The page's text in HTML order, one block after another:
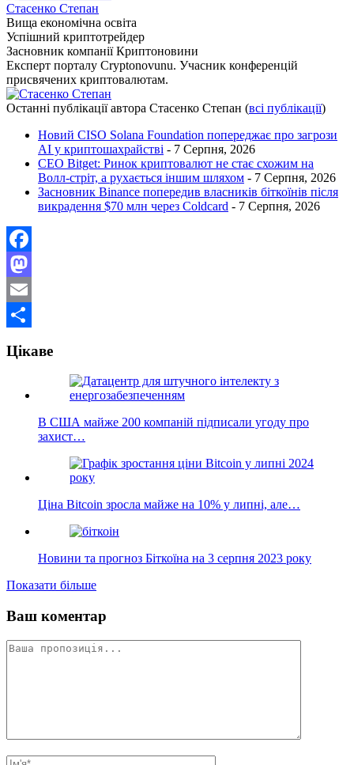
Стасенко Степан
Вища економічна освіта
Успішний криптотрейдер
Засновник компанії Криптоновини
Експерт порталу Cryptonovunu. Учасник конференцій
присвячених криптовалютам.
Останні публікації автора Стасенко Степан (всі публікації)
Новий CISO Solana Foundation попереджає про загрози
AI у криптошахрайстві - 7 Серпня, 2026
CEO Bitget: Ринок криптовалют не стає схожим на
Волл-стріт, а рухається іншим шляхом - 7 Серпня, 2026
Засновник Binance попередив власників біткоїнів після
викрадення $70 млн через Coldcard - 7 Серпня, 2026
Facebook
Mastodon
Email
Цікаве
В США майже 200 компаній підписали угоду про
захист…
Ціна Bitcoin зросла майже на 10% у липні, але…
Новини та прогноз Біткоїна на 3 серпня 2023 року
Показати більше
Ваш коментар